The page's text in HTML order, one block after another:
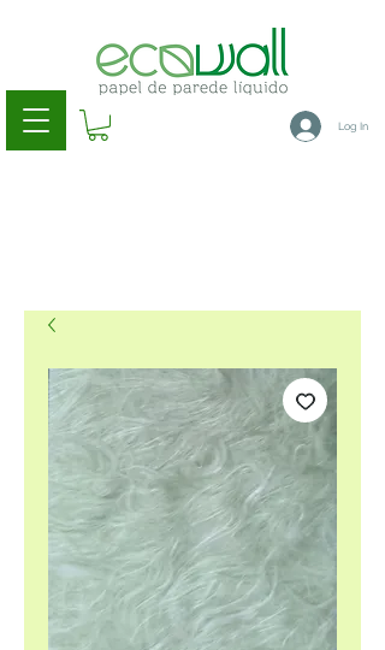
Log In